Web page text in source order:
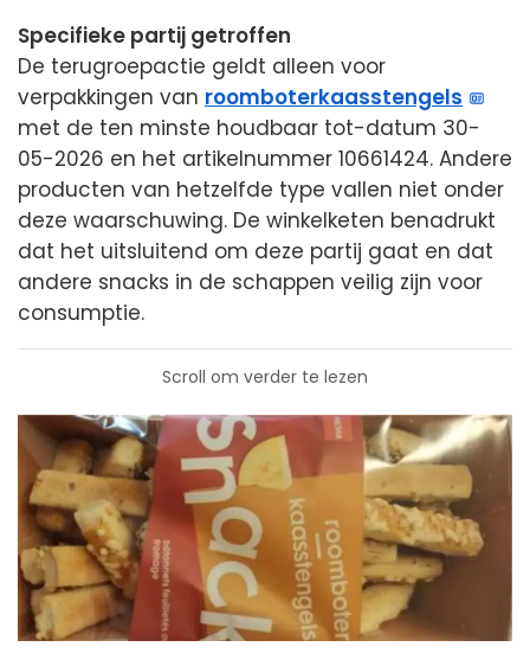
Specifieke partij getroffen
De terugroepactie geldt alleen voor
verpakkingen van roomboterkaasstengels
met de ten minste houdbaar tot-datum 30-
05-2026 en het artikelnummer 10661424. Andere
producten van hetzelfde type vallen niet onder
deze waarschuwing. De winkelketen benadrukt
dat het uitsluitend om deze partij gaat en dat
andere snacks in de schappen veilig zijn voor
consumptie.
Scroll om verder te lezen